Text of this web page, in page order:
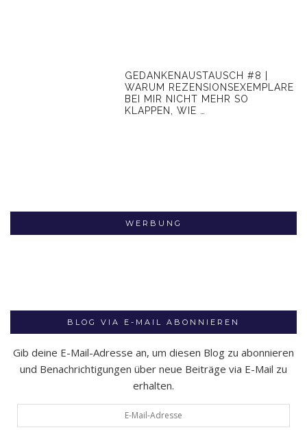
GEDANKENAUSTAUSCH #8 |
WARUM REZENSIONSEXEMPLARE
BEI MIR NICHT MEHR SO
KLAPPEN, WIE …
WERBUNG
BLOG VIA E-MAIL ABONNIEREN
Gib deine E-Mail-Adresse an, um diesen Blog zu abonnieren
und Benachrichtigungen über neue Beiträge via E-Mail zu
erhalten.